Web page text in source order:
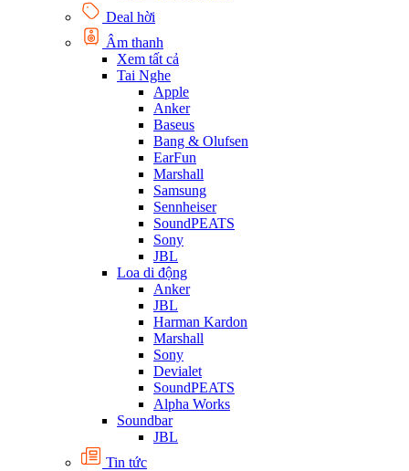
Deal hời
Âm thanh
Xem tất cả
Tai Nghe
Apple
Anker
Baseus
Bang & Olufsen
EarFun
Marshall
Samsung
Sennheiser
SoundPEATS
Sony
JBL
Loa di động
Anker
JBL
Harman Kardon
Marshall
Sony
Devialet
SoundPEATS
Alpha Works
Soundbar
JBL
Tin tức